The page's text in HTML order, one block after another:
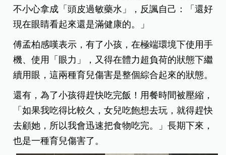
不小心拿成「頭皮過敏藥水」，反諷自己：「還好
現在眼睛看起來還是滿健康的。」
傅孟柏感嘆表示，有了小孩，在極端環境下使用手
機、使用「眼力」，又得在體力超負荷的狀態下繼
續用眼，這兩種育兒傷害是整個綜合起來的狀態。
還有，為了小孩得趕快吃完飯！用餐時間被壓縮，
「如果我吃得比較久，女兒吃飽想去玩，就得趕快
去顧她，所以我會迅速把食物吃完。」長期下來，
也是一種育兒傷害了。